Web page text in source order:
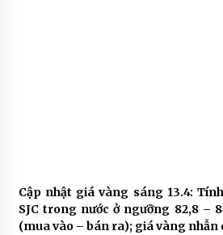
Cập nhật giá vàng sáng 13.4:
SJC trong nước ở ngưỡng 82,8 –
(mua vào – bán ra); giá vàng nhẫn